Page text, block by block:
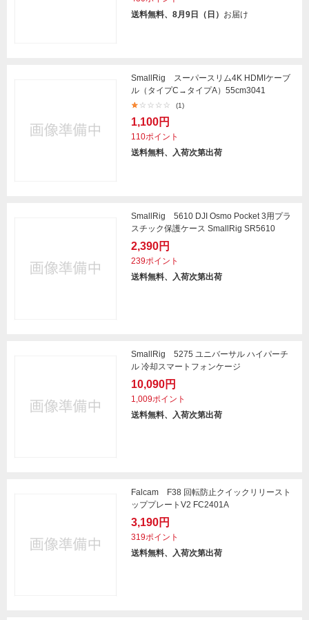
送料無料、8月9日（日） お届け
SmallRig スーパースリム4K HDMIケーブ
ル（タイプC→タイプA）55cm3041
(1)
1,100円
110ポイント
送料無料、入荷次第出荷
SmallRig 5610 DJI Osmo Pocket 3用プラ
スチック保護ケース SmallRig SR5610
2,390円
239ポイント
送料無料、入荷次第出荷
SmallRig 5275 ユニバーサル ハイパーチ
ル 冷却スマートフォンケージ
10,090円
1,009ポイント
送料無料、入荷次第出荷
Falcam F38 回転防止クイックリリースト
ッププレートV2 FC2401A
3,190円
319ポイント
送料無料、入荷次第出荷